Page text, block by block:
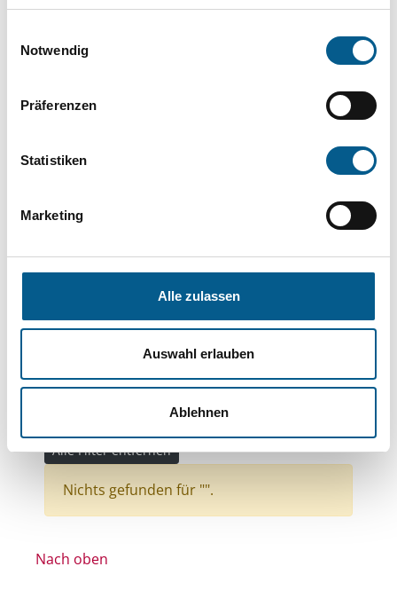
Notwendig
Präferenzen
Statistiken
Marketing
Alle zulassen
Auswahl erlauben
Ablehnen
Kategorien verfeinert werden.
Suchen
Aktive Filter:
Bereiche: Stiftungen
Themen: Wohltätige Zwecke
Themen: Wissenschaft und Forschung
Themen: Bürgerschaftliches Engagement
Themen: Denkmalschutz
Themen: Natur- & Umweltschutz
Themen: Seniorinnen, Senioren & Pflege
Alle Filter entfernen
Nichts gefunden für "".
Nach oben